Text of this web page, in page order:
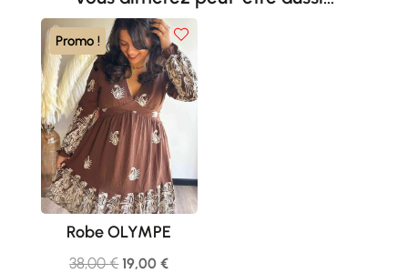
Promo !
Robe OLYMPE
38,00€Le
19,00€Le